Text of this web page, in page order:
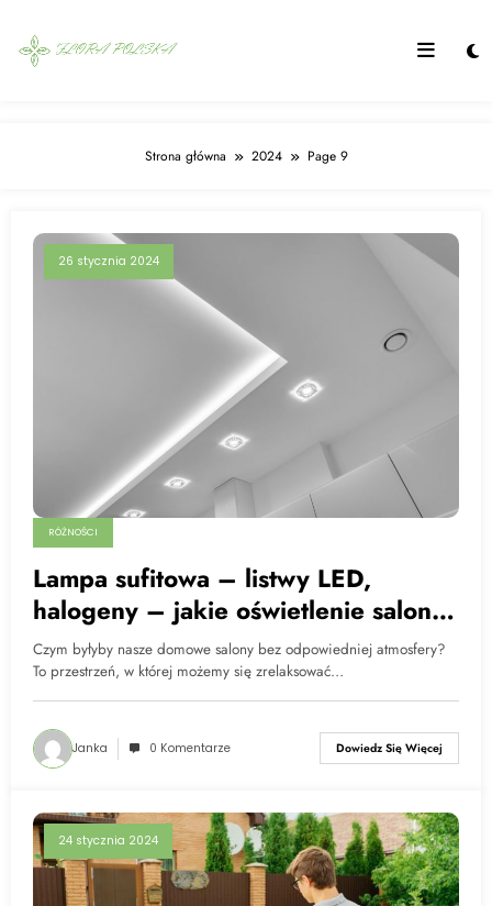
content
Strona główna 2024 Page 9
26 stycznia 2024
RÓŻNOŚCI
Lampa sufitowa – listwy LED,
halogeny – jakie oświetlenie salonu
polecają architekci?
Czym byłyby nasze domowe salony bez odpowiedniej atmosfery?
To przestrzeń, w której możemy się zrelaksować…
Janka 0 Komentarze Dowiedz Się Więcej
24 stycznia 2024